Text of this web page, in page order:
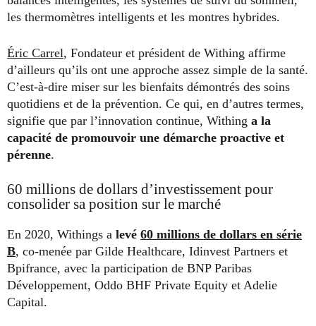
les thermomètres intelligents et les montres hybrides.
Éric Carrel, Fondateur et président de Withing affirme
d’ailleurs qu’ils ont une approche assez simple de la santé.
C’est-à-dire miser sur les bienfaits démontrés des soins
quotidiens et de la prévention. Ce qui, en d’autres termes,
signifie que par l’innovation continue, Withing a la
capacité de promouvoir une démarche proactive et
pérenne.
60 millions de dollars d’investissement pour
consolider sa position sur le marché
En 2020, Withings a levé 60 millions de dollars en série
B, co-menée par Gilde Healthcare, Idinvest Partners et
Bpifrance, avec la participation de BNP Paribas
Développement, Oddo BHF Private Equity et Adelie
Capital.